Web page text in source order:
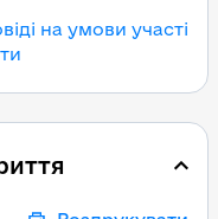
на умови участі